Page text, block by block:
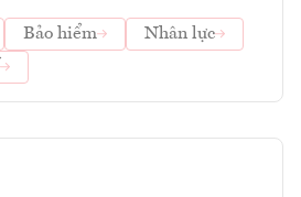
Bảo hiểm
Nhân lực